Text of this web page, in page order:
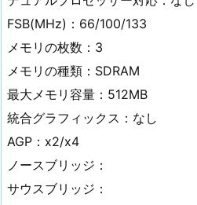
FSB(MHz)：66/100/133
メモリの枚数：3
メモリの種類：SDRAM
最大メモリ容量：512MB
統合グラフィックス：なし
AGP：x2/x4
ノースブリッジ：
サウスブリッジ：